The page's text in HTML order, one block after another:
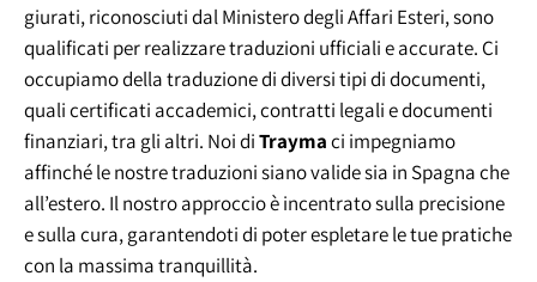
giurati, riconosciuti dal Ministero degli Affari Esteri, sono
qualificati per realizzare traduzioni ufficiali e accurate. Ci
occupiamo della traduzione di diversi tipi di documenti,
quali certificati accademici, contratti legali e documenti
finanziari, tra gli altri. Noi diTraymaci impegniamo
affinché le nostre traduzioni siano valide sia in Spagna che
all’estero. Il nostro approccio è incentrato sulla precisione
e sulla cura, garantendoti di poter espletare le tue pratiche
con la massima tranquillità.